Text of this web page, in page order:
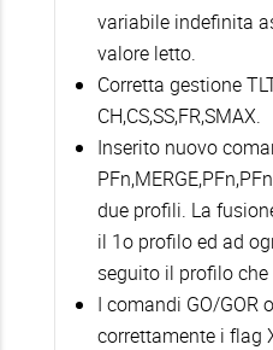
variabile indefinita
valore letto.
Corretta gestione
CH,CS,SS,FR,SMAX.
Inserito nuovo
due profili. La
il 1o profilo ed ad
seguito il profilo
I comandi GO/GOR
correttamente i flag